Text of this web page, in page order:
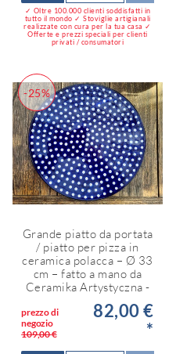
✓ Oltre 100.000 clienti soddisfatti in
tutto il mondo ✓ Stoviglie artigianali
realizzate con cura per la tua casa ✓
Offerte e prezzi speciali per clienti
privati / consumatori
-25%
Grande piatto da portata
/ piatto per pizza in
ceramica polacca – Ø 33
cm – fatto a mano da
Ceramika Artystyczna -
prezzo di
negozio
109,00 €
82,00 €
*